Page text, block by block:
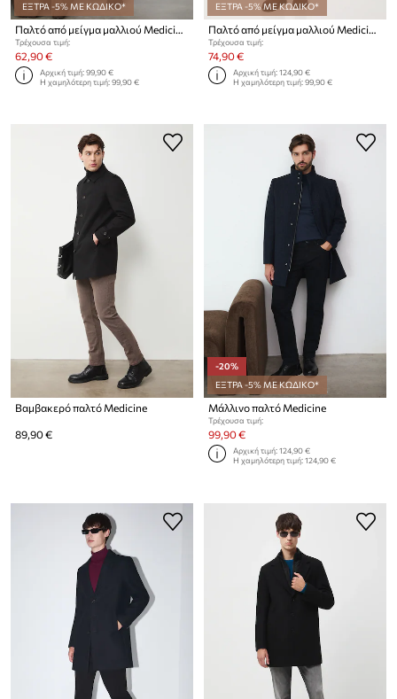
ΕΞΤΡΑ -5% ΜΕ ΚΩΔΙΚΟ*
Παλτό από μείγμα μαλλιού Medicine
Τρέχουσα τιμή:
62,90 €
Αρχική τιμή:99,90 €
Η χαμηλότερη τιμή:99,90 €
ΕΞΤΡΑ -5% ΜΕ ΚΩΔΙΚΟ*
Παλτό από μείγμα μαλλιού Medicine
Τρέχουσα τιμή:
74,90 €
Αρχική τιμή:124,90 €
Η χαμηλότερη τιμή:99,90 €
Βαμβακερό παλτό Medicine
89,90 €
-20%
ΕΞΤΡΑ -5% ΜΕ ΚΩΔΙΚΟ*
Μάλλινο παλτό Medicine
Τρέχουσα τιμή:
99,90 €
Αρχική τιμή:124,90 €
Η χαμηλότερη τιμή:124,90 €